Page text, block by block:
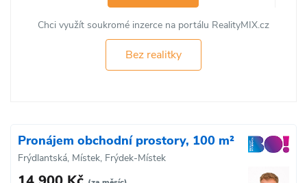
Chci využít soukromé inzerce na portálu RealityMIX.cz
Bez realitky
Pronájem obchodní prostory, 100 m²
Frýdlantská, Místek, Frýdek-Místek